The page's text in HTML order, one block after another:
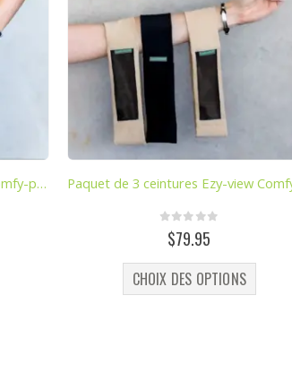
Ceinture de pompe à diabète Comfy-pump
variations. Les options peuvent être choisies sur la page du produit
out of 5
$79.95
CHOIX DES OPTIONS
Ce produit a plusieurs variations. Les options peuvent être choisies sur la